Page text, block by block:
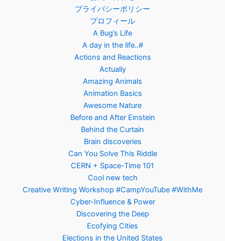
プライバシーポリシー
プロフィール
A Bug’s Life
A day in the life..#
Actions and Reactions
Actually
Amazing Animals
Animation Basics
Awesome Nature
Before and After Einstein
Behind the Curtain
Brain discoveries
Can You Solve This Riddle
CERN + Space-Time 101
Cool new tech
Creative Writing Workshop #CampYouTube #WithMe
Cyber-Influence & Power
Discovering the Deep
Ecofying Cities
Elections in the United States